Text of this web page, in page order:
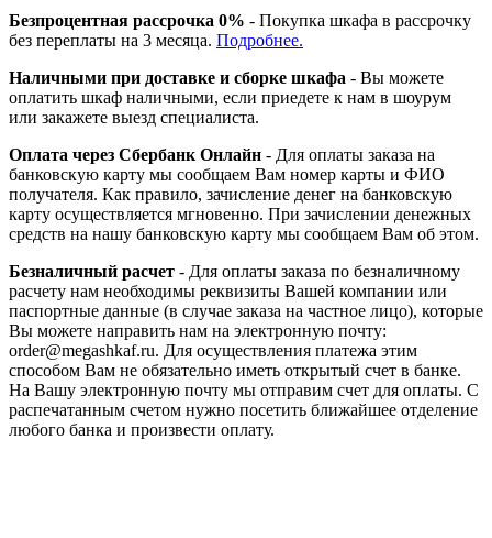
Безпроцентная рассрочка 0% - Покупка шкафа в рассрочку
без переплаты на 3 месяца. Подробнее.
Наличными при доставке и сборке шкафа - Вы можете
оплатить шкаф наличными, если приедете к нам в шоурум
или закажете выезд специалиста.
Оплата через Сбербанк Онлайн - Для оплаты заказа на
банковскую карту мы сообщаем Вам номер карты и ФИО
получателя. Как правило, зачисление денег на банковскую
карту осуществляется мгновенно. При зачислении денежных
средств на нашу банковскую карту мы сообщаем Вам об этом.
Безналичный расчет - Для оплаты заказа по безналичному
расчету нам необходимы реквизиты Вашей компании или
паспортные данные (в случае заказа на частное лицо), которые
Вы можете направить нам на электронную почту:
order@megashkaf.ru. Для осуществления платежа этим
способом Вам не обязательно иметь открытый счет в банке.
На Вашу электронную почту мы отправим счет для оплаты. С
распечатанным счетом нужно посетить ближайшее отделение
любого банка и произвести оплату.